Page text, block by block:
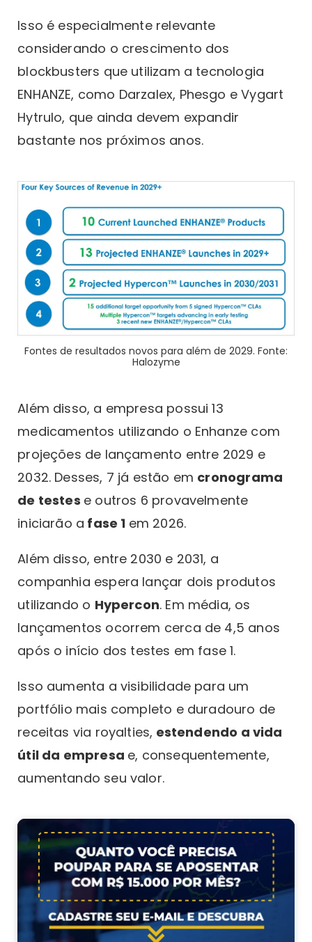
Isso é especialmente relevante
considerando o crescimento dos
blockbusters que utilizam a tecnologia
ENHANZE, como Darzalex, Phesgo e Vygart
Hytrulo, que ainda devem expandir
bastante nos próximos anos.
Fontes de resultados novos para além de 2029. Fonte:
Halozyme
Além disso, a empresa possui 13
medicamentos utilizando o Enhanze com
projeções de lançamento entre 2029 e
2032. Desses, 7 já estão em cronograma
de testes e outros 6 provavelmente
iniciarão a fase 1 em 2026.
Além disso, entre 2030 e 2031, a
companhia espera lançar dois produtos
utilizando o Hypercon. Em média, os
lançamentos ocorrem cerca de 4,5 anos
após o início dos testes em fase 1.
Isso aumenta a visibilidade para um
portfólio mais completo e duradouro de
receitas via royalties, estendendo a vida
útil da empresa e, consequentemente,
aumentando seu valor.